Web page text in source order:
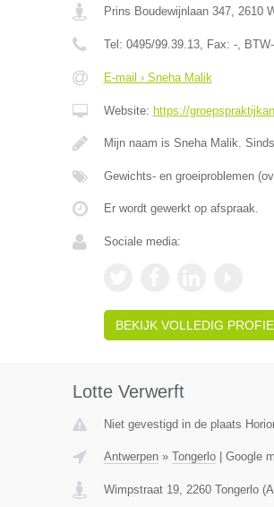
Prins Boudewijnlaan 347, 2610
Tel: 0495/99.39.13, Fax: -,
E-mail › Sneha Malik
Website: https://
Mijn naam is Sneha Malik.
Gewichts- en groeiproblemen
Er wordt gewerkt op afspraak.
Sociale media:
BEKIJK VOLLEDIG
Lotte Verwerft
Niet gevestigd in de plaats
Antwerpen» Tongerlo| Google
Wimpstraat 19, 2260 Tongerlo(